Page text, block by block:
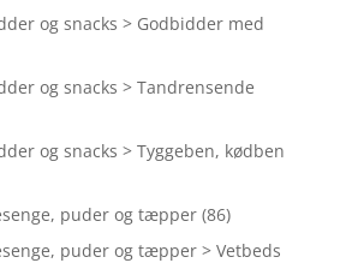
og snacks > Godbidder med
og snacks > Tandrensende
og snacks > Tyggeben, kødben
puder og tæpper (86)
puder og tæpper > Vetbeds